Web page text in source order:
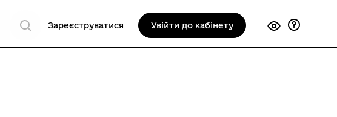
Зареєструватися Увійти до кабінету